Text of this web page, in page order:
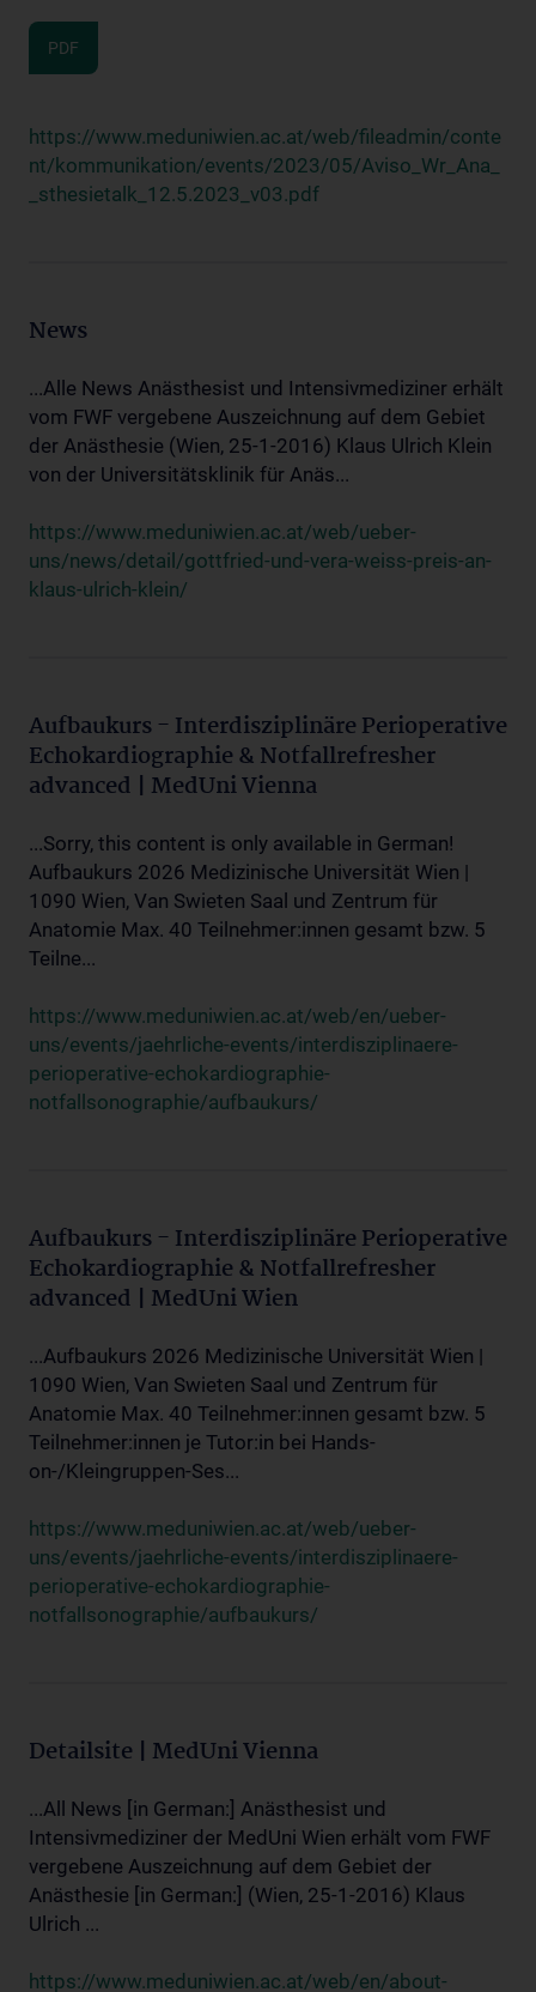
PDF
https://www.meduniwien.ac.at/web/fileadmin/conte
nt/kommunikation/events/2023/05/Aviso_Wr_Ana_
_sthesietalk_12.5.2023_v03.pdf
News
...Alle News Anästhesist und Intensivmediziner erhält
vom FWF vergebene Auszeichnung auf dem Gebiet
der Anästhesie (Wien, 25-1-2016) Klaus Ulrich Klein
von der Universitätsklinik für Anäs...
https://www.meduniwien.ac.at/web/ueber-
uns/news/detail/gottfried-und-vera-weiss-preis-an-
klaus-ulrich-klein/
Aufbaukurs - Interdisziplinäre Perioperative
Echokardiographie & Notfallrefresher
advanced | MedUni Vienna
...Sorry, this content is only available in German!
Aufbaukurs 2026 Medizinische Universität Wien |
1090 Wien, Van Swieten Saal und Zentrum für
Anatomie Max. 40 Teilnehmer:innen gesamt bzw. 5
Teilne...
https://www.meduniwien.ac.at/web/en/ueber-
uns/events/jaehrliche-events/interdisziplinaere-
perioperative-echokardiographie-
notfallsonographie/aufbaukurs/
Aufbaukurs - Interdisziplinäre Perioperative
Echokardiographie & Notfallrefresher
advanced | MedUni Wien
...Aufbaukurs 2026 Medizinische Universität Wien |
1090 Wien, Van Swieten Saal und Zentrum für
Anatomie Max. 40 Teilnehmer:innen gesamt bzw. 5
Teilnehmer:innen je Tutor:in bei Hands-
on-/Kleingruppen-Ses...
https://www.meduniwien.ac.at/web/ueber-
uns/events/jaehrliche-events/interdisziplinaere-
perioperative-echokardiographie-
notfallsonographie/aufbaukurs/
Detailsite | MedUni Vienna
...All News [in German:] Anästhesist und
Intensivmediziner der MedUni Wien erhält vom FWF
vergebene Auszeichnung auf dem Gebiet der
Anästhesie [in German:] (Wien, 25-1-2016) Klaus
Ulrich ...
https://www.meduniwien.ac.at/web/en/about-